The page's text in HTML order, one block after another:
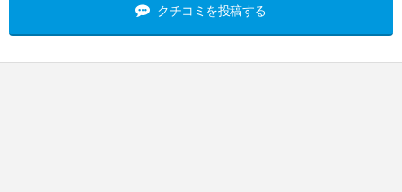
クチコミを投稿する